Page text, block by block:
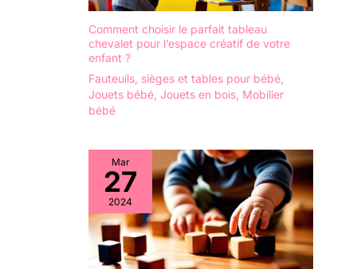
Comment choisir le parfait tableau
chevalet pour l’espace créatif de votre
enfant ?
Fauteuils, sièges et tables pour bébé
Jouets bébé Jouets en bois Mobilier
bébé
Mar
27
2024